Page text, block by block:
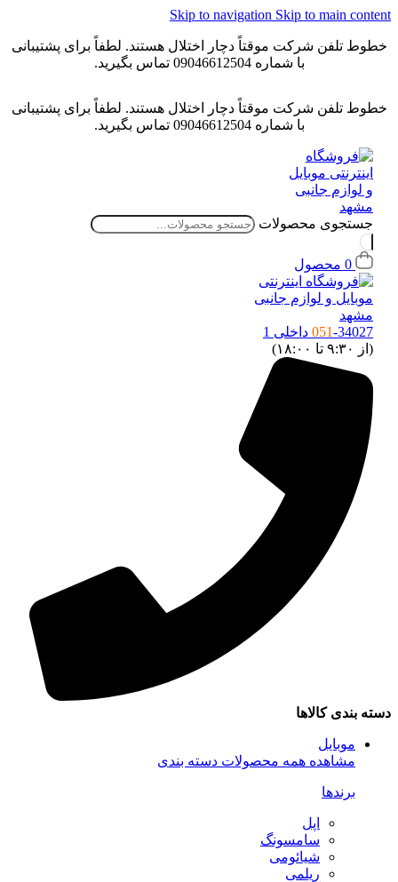
Skip to navigationSkip to main
خطوط تلفن شرکت موقتاً دچار اختلال هستند. لطفاً برای پشتیبانی
با شماره 09046612504 تماس بگیرید.
خطوط تلفن شرکت موقتاً دچار اختلال هستند. لطفاً برای پشتیبانی
با شماره 09046612504 تماس بگیرید.
جستجوی محصولات
0 محصول
051-34027 داخلی 1
(از ۹:۳۰ تا ۱۸:۰۰)
بندی کالاها
موبایل
مشاهده همه محصولات دسته بندی
برندها
اپل
سامسونگ
شیائومی
ریلمی